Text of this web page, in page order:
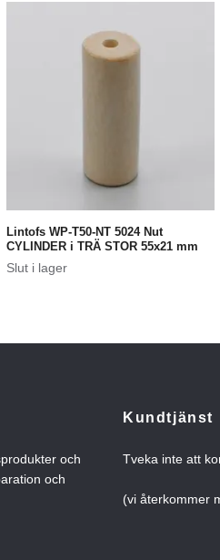
Lintofs WP-T50-NT 5024 Nut
CYLINDER i TRÄ STOR 55x21 mm
Slut i lager
och
och
Kundtjänst
Tveka inte att
(vi återkommer